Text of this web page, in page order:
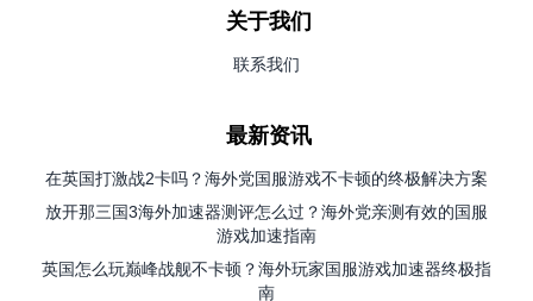
关于我们
联系我们
最新资讯
在英国打激战2卡吗？海外党国服游戏不卡顿的终极解决方案
放开那三国3海外加速器测评怎么过？海外党亲测有效的国服
游戏加速指南
英国怎么玩巅峰战舰不卡顿？海外玩家国服游戏加速器终极指
南